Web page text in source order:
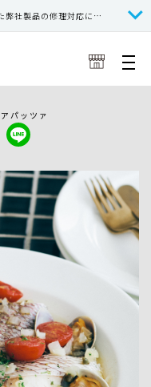
品の修理対応につきまして
パッツァ